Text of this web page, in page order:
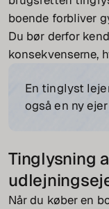
boende forbliver
Du bør derfor
konsekvenserne,
En tinglyst
også en ny
Tinglysning
Når du køber en